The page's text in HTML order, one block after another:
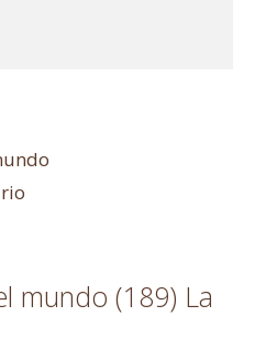
mundo (189) La